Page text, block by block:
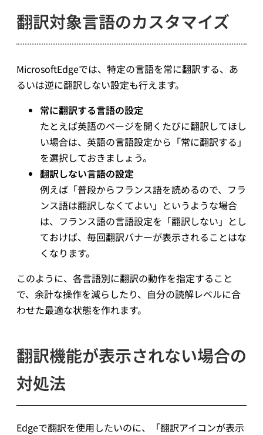
翻訳対象言語のカスタマイズ
MicrosoftEdgeでは、特定の言語を常に翻訳する、あ
るいは逆に翻訳しない設定も行えます。
常に翻訳する言語の設定
たとえば英語のページを開くたびに翻訳してほし
い場合は、英語の言語設定から「常に翻訳する」
を選択しておきましょう。
翻訳しない言語の設定
例えば「普段からフランス語を読めるので、フラ
ンス語は翻訳しなくてよい」というような場合
は、フランス語の言語設定を「翻訳しない」とし
ておけば、毎回翻訳バナーが表示されることはな
くなります。
このように、各言語別に翻訳の動作を指定すること
で、余計な操作を減らしたり、自分の読解レベルに合
わせた最適な状態を作れます。
翻訳機能が表示されない場合の
対処法
Edgeで翻訳を使用したいのに、「翻訳アイコンが表示